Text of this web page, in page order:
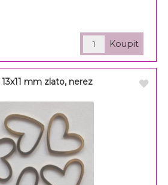
mm zlato, nerez